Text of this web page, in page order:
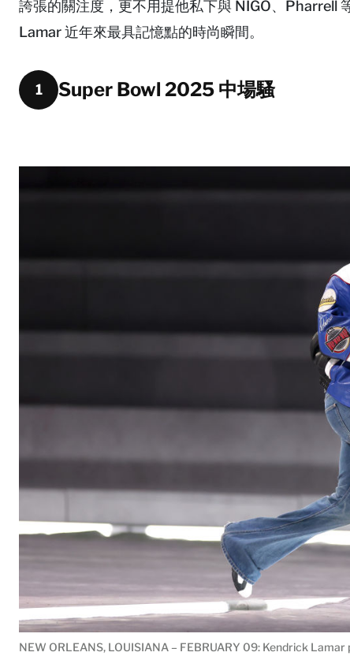
誇張的關注度，更不用提他私下與 NIGO、Pharrell
Lamar 近年來最具記憶點的時尚瞬間。
1 Super Bowl 2025 中場騷
NEW ORLEANS, LOUISIANA – FEBRUARY 09: Kendrick